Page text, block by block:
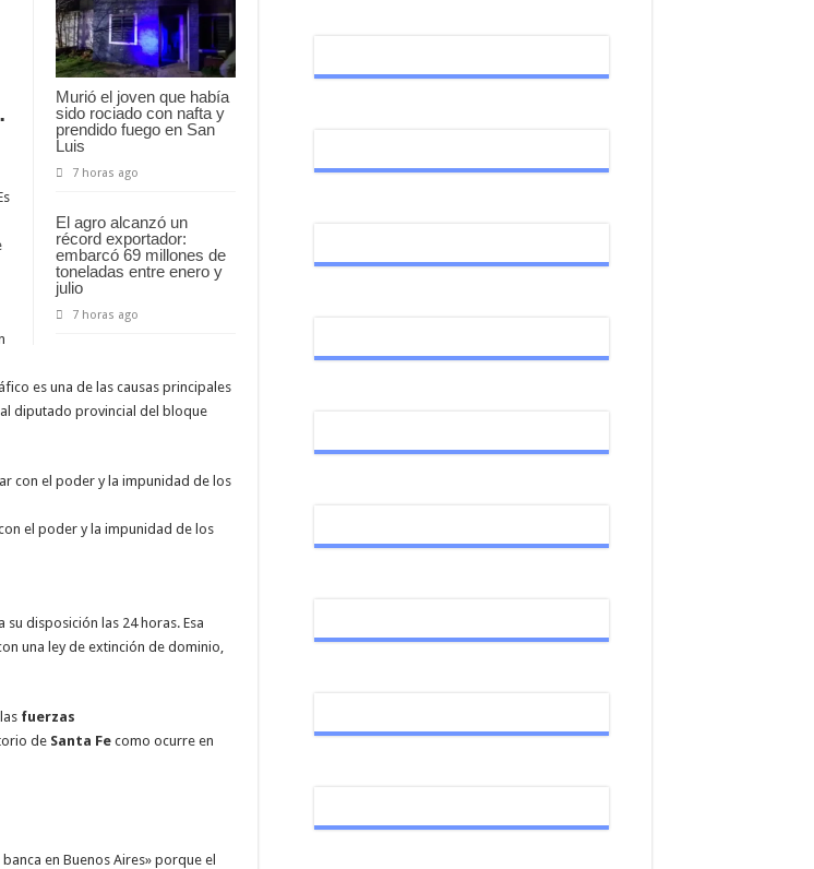
Murió el joven que había
sido rociado con nafta y
prendido fuego en San
Luis
7 horas ago
El agro alcanzó un
récord exportador:
embarcó 69 millones de
toneladas entre enero y
julio
7 horas ago
es una de las causas principales
diputado provincial del bloque
el poder y la impunidad de los
disposición las 24 horas. Esa
una ley de extinción de dominio,
fuerzas
deSanta Fecomo ocurre en
en Buenos Aires» porque el